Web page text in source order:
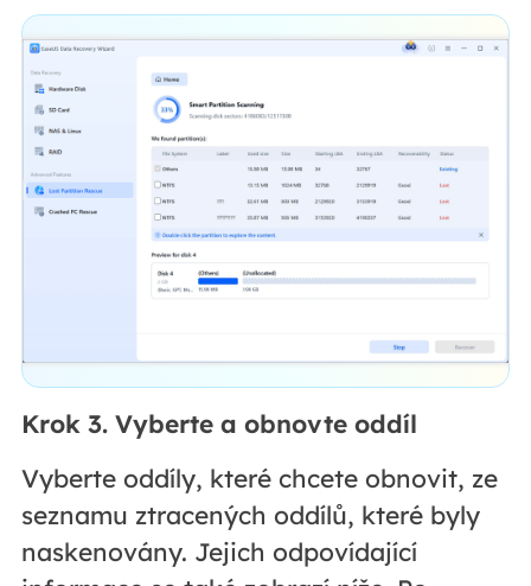
Krok 3. Vyberte a obnovte oddíl
Vyberte oddíly, které chcete obnovit, ze
seznamu ztracených oddílů, které byly
naskenovány. Jejich odpovídající